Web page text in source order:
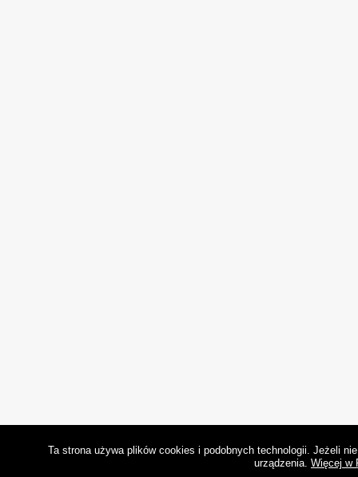
Ta strona używa plików cookies i podobnych technologii. Jeżeli
urządzenia. Więcej w